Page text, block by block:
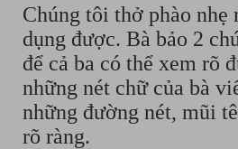
Chúng tôi thở phào
dụng được. Bà bảo 2
để cả ba có thể xem rõ
những nét chữ của bà
những đường nét, mũi
rõ ràng.